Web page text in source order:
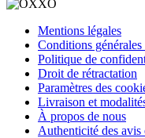
Mentions légales
Conditions générales
Politique de
Droit de rétractation
Paramètres des
Livraison et
À propos de nous
Authenticité des avis